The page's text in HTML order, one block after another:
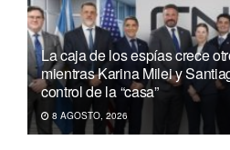
La caja de los espías crece
mientras Karina Milei y
control de la “casa”
8 AGOSTO, 2026